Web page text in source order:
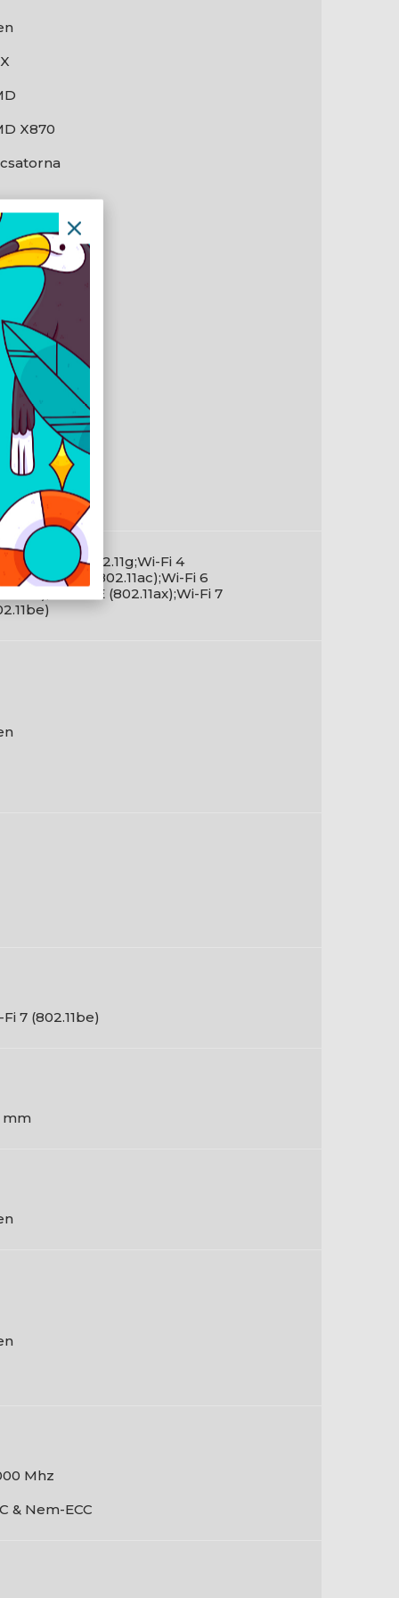
X870
csatorna
Fi 4
Fi 5 (802.11ac);Wi-Fi 6
Fi 6E (802.11ax);Wi-Fi 7
7 (802.11be)
mm
Mhz
& Nem-ECC